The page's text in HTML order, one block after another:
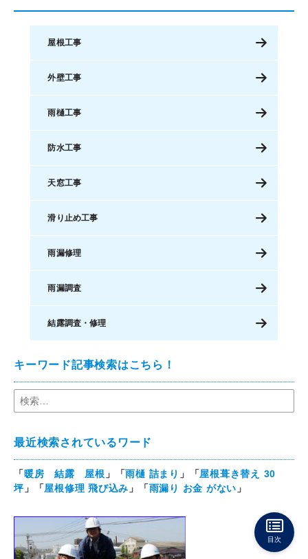
屋根工事
外壁工事
雨樋工事
防水工事
天窓工事
滑り止め工事
雨漏修理
雨漏調査
結露調査・修理
キーワード記事検索はこちら！
最近検索されているワード
「暖房 結露 屋根 」「雨樋 詰まり 」「屋根葺き替え 30
坪」「屋根修理 飛び込み 」「雨漏り お金 がない 」
目次